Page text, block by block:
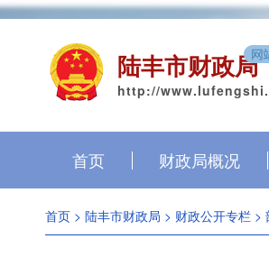
陆丰市财政局
http://
首页 财政局概况
首页 > 陆丰市财政局 > 财政公开专栏 >